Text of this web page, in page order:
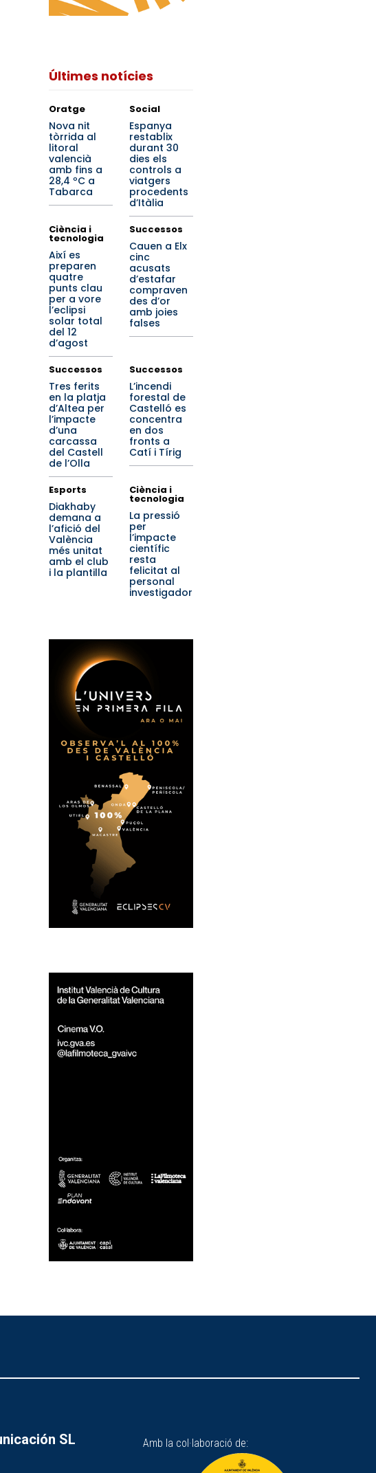
Últimes notícies
Oratge
Nova nit
tòrrida al
litoral
valencià
amb fins a
28,4 ºC a
Tabarca
Social
Espanya
restablix
durant 30
dies els
controls a
viatgers
procedents
d’Itàlia
Ciència i
tecnologia
Així es
preparen
quatre
punts clau
per a vore
l’eclipsi
solar total
del 12
d’agost
Successos
Cauen a Elx
cinc
acusats
d’estafar
compraven
des d’or
amb joies
falses
Successos
Tres ferits
en la platja
d’Altea per
l’impacte
d’una
carcassa
del Castell
de l’Olla
Successos
L’incendi
forestal de
Castelló es
concentra
en dos
fronts a
Catí i Tírig
Esports
Diakhaby
demana a
l’afició del
València
més unitat
amb el club
i la plantilla
Ciència i
tecnologia
La pressió
per
l’impacte
científic
resta
felicitat al
personal
investigador
SL Amb la col·laboració de: